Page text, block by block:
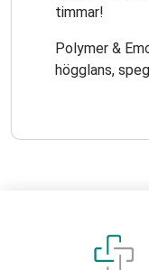
timmar!
Polymer &
högglans,